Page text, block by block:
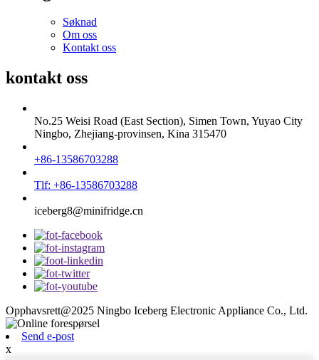
Søknad
Om oss
Kontakt oss
kontakt oss
No.25 Weisi Road (East Section), Simen Town, Yuyao City
Ningbo, Zhejiang-provinsen, Kina 315470
+86-13586703288
Tlf: +86-13586703288
iceberg8@minifridge.cn
Opphavsrett@2025 Ningbo Iceberg Electronic Appliance Co., Ltd.
Send e-post
x